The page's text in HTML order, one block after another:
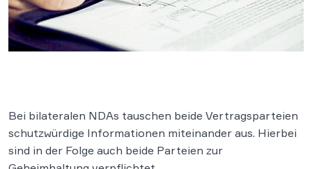
Bei bilateralen NDAs tauschen beide Vertragsparteien
schutzwürdige Informationen miteinander aus. Hierbei
sind in der Folge auch beide Parteien zur